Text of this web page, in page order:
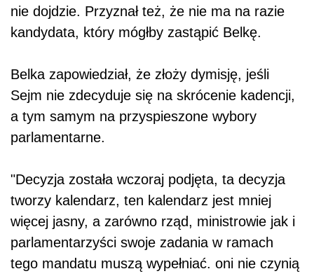
nie dojdzie. Przyznał też, że nie ma na razie
kandydata, który mógłby zastąpić Belkę.
Belka zapowiedział, że złoży dymisję, jeśli
Sejm nie zdecyduje się na skrócenie kadencji,
a tym samym na przyspieszone wybory
parlamentarne.
"Decyzja została wczoraj podjęta, ta decyzja
tworzy kalendarz, ten kalendarz jest mniej
więcej jasny, a zarówno rząd, ministrowie jak i
parlamentarzyści swoje zadania w ramach
tego mandatu muszą wypełniać. oni nie czynią